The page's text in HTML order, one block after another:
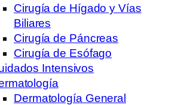
Cirugía de Hígado y Vías
Biliares
Cirugía de Páncreas
Cirugía de Esófago
Intensivos
Dermatología General